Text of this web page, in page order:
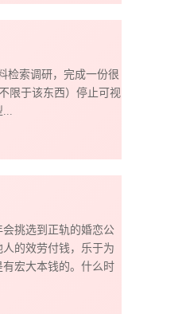
检索调研，完成一份很
限于该东西）停止可视
...
挑选到正轨的婚恋公
的效劳付钱，乐于为
宏大本钱的。什么时